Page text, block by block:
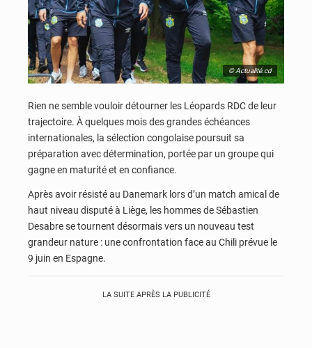
© Actualité.cd
Rien ne semble vouloir détourner les Léopards RDC de leur
trajectoire. À quelques mois des grandes échéances
internationales, la sélection congolaise poursuit sa
préparation avec détermination, portée par un groupe qui
gagne en maturité et en confiance.
Après avoir résisté au Danemark lors d’un match amical de
haut niveau disputé à Liège, les hommes de Sébastien
Desabre se tournent désormais vers un nouveau test
grandeur nature : une confrontation face au Chili prévue le
9 juin en Espagne.
LA SUITE APRÈS LA PUBLICITÉ